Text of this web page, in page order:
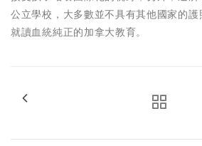
公立學校，大多數並不具有其他國家的
就讀血統純正的加拿大教育。